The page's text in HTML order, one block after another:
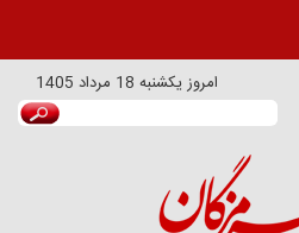
امروزيكشنبه 18 مرداد 1405